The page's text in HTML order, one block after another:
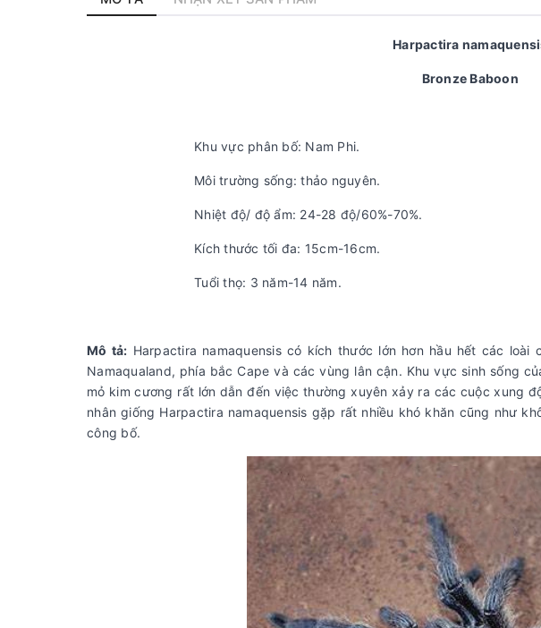
Harpactira
Bronze Baboon
Khu vực phân bố: Nam Phi.
Môi trường sống: thảo nguyên.
Nhiệt độ/ độ ẩm: 24-28 độ/60%-70%.
Kích thước tối đa: 15cm-16cm.
Tuổi thọ: 3 năm-14 năm.
Mô tả: Harpactira namaquensis có kích thước lớn hơn hầu hết các
Namaqualand, phía bắc Cape và các vùng lân cận. Khu vực sinh sống
mỏ kim cương rất lớn dẫn đến việc thường xuyên xảy ra các cuộc xung
nhân giống Harpactira namaquensis gặp rất nhiều khó khăn cũng như
công bố.